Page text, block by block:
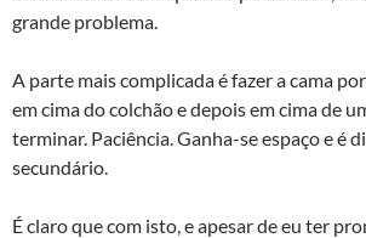
grande problema.
A parte mais complicada é fazer a cama
em cima do colchão e depois em cima de
terminar. Paciência. Ganha-se espaço e é
secundário.
É claro que com isto, e apesar de eu ter